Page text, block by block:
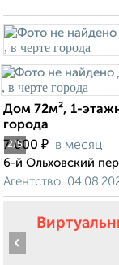
2/5
Дом 72м², 1-
города
7 000 ₽ в месяц
6-й Ольховский
Агентство,
‹